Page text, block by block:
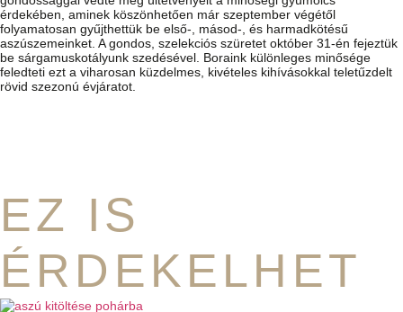
érdekében, aminek köszönhetően már szeptember végétől
folyamatosan gyűjthettük be első-, másod-, és harmadkötésű
aszúszemeinket. A gondos, szelekciós szüretet október 31-én fejeztük
be sárgamuskotályunk szedésével. Boraink különleges minősége
feledteti ezt a viharosan küzdelmes, kivételes kihívásokkal teletűzdelt
rövid szezonú évjáratot.
EZ IS
ÉRDEKELHET